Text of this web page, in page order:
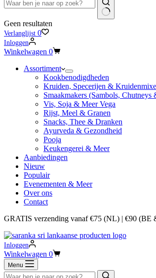
Geen resultaten
Verlanglijst 0
Inloggen
Winkelwagen 0
Assortiment
Kookbenodigdheden
Kruiden, Specerijen &
Smaakmakers (Sambols, Chutneys
Vis, Soja & Meer Vega
Rijst, Meel & Granen
Snacks, Thee & Dranken
Ayurveda & Gezondheid
Pooja
Keukengerei & Meer
Aanbiedingen
Nieuw
Populair
Evenementen & Meer
Over ons
Contact
GRATIS verzending vanaf €75 (NL) | €90 (BE
Inloggen
Winkelwagen 0
Menu